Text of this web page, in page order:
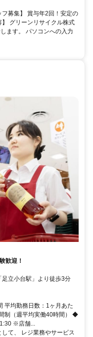
募集】 賞与年2回！安定の
グリーンリサイクル株式
ます。 パソコンへの入力
歓迎！
立小台駅」より徒歩3分
平均勤務日数：1ヶ月あた
制（週平均実働40時間） ◆
※店舗...
て、 レジ業務やサービス